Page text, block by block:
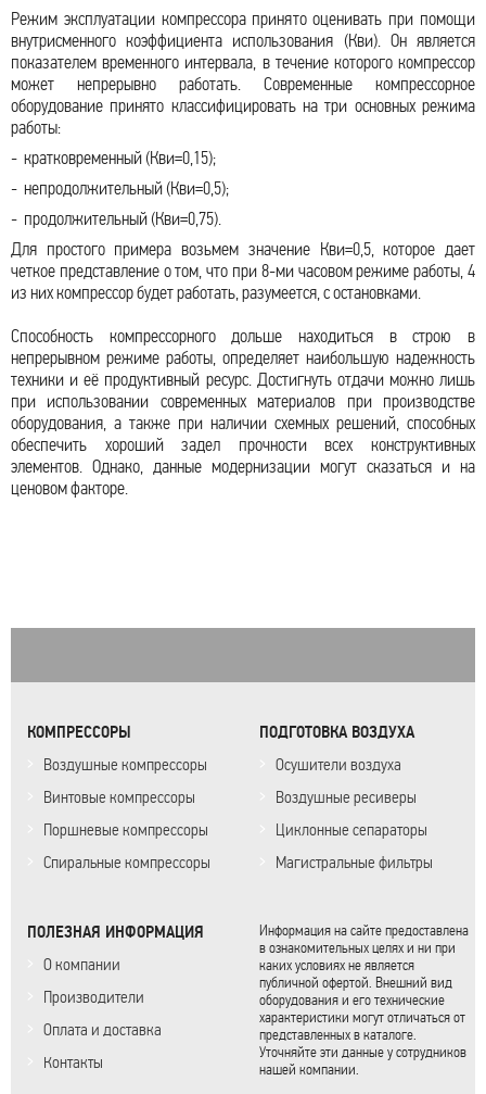
Режим эксплуатации компрессора принято оценивать при помощи
внутрисменного коэффициента использования (Кви). Он является
показателем временного интервала, в течение которого компрессор
может непрерывно работать. Современные компрессорное
оборудование принято классифицировать на три основных режима
работы:
- кратковременный (Кви=0,15);
- непродолжительный (Кви=0,5);
- продолжительный (Кви=0,75).
Для простого примера возьмем значение Кви=0,5, которое дает
четкое представление о том, что при 8-ми часовом режиме работы, 4
из них компрессор будет работать, разумеется, с остановками.
Способность компрессорного
дольше находиться в строю в
непрерывном режиме работы, определяет наибольшую надежность
техники и её продуктивный ресурс. Достигнуть отдачи можно лишь
при использовании современных материалов при производстве
оборудования, а также при наличии схемных решений, способных
обеспечить хороший задел прочности всех конструктивных
элементов. Однако, данные модернизации могут сказаться и на
ценовом факторе.
КОМПРЕССОРЫ
Воздушные компрессоры
Винтовые компрессоры
Поршневые компрессоры
Спиральные компрессоры
ПОДГОТОВКА ВОЗДУХА
Осушители воздуха
Воздушные ресиверы
Циклонные сепараторы
Магистральные фильтры
ПОЛЕЗНАЯ ИНФОРМАЦИЯ
О компании
Производители
Оплата и доставка
Контакты
Информация на сайте предоставлена
в ознакомительных целях и ни при
каких условиях не является
публичной офертой. Внешний вид
оборудования и его технические
характеристики могут отличаться от
представленных в каталоге.
Уточняйте эти данные у сотрудников
нашей компании.